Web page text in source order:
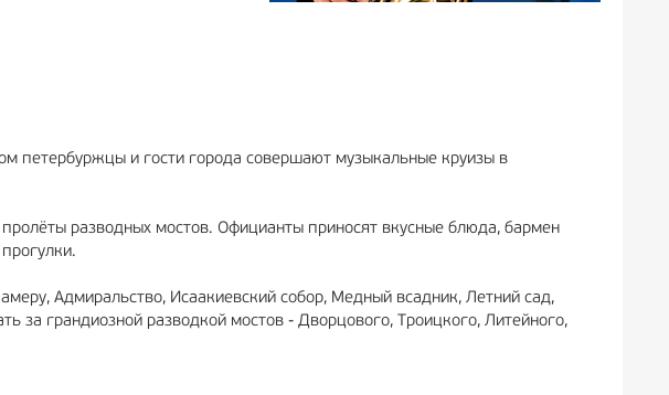
петербуржцы и гости города совершают музыкальные круизы в
разводных мостов. Официанты приносят вкусные блюда, бармен
Адмиральство, Исаакиевский собор, Медный всадник, Летний сад,
за грандиозной разводкой мостов - Дворцового, Троицкого, Литейного,